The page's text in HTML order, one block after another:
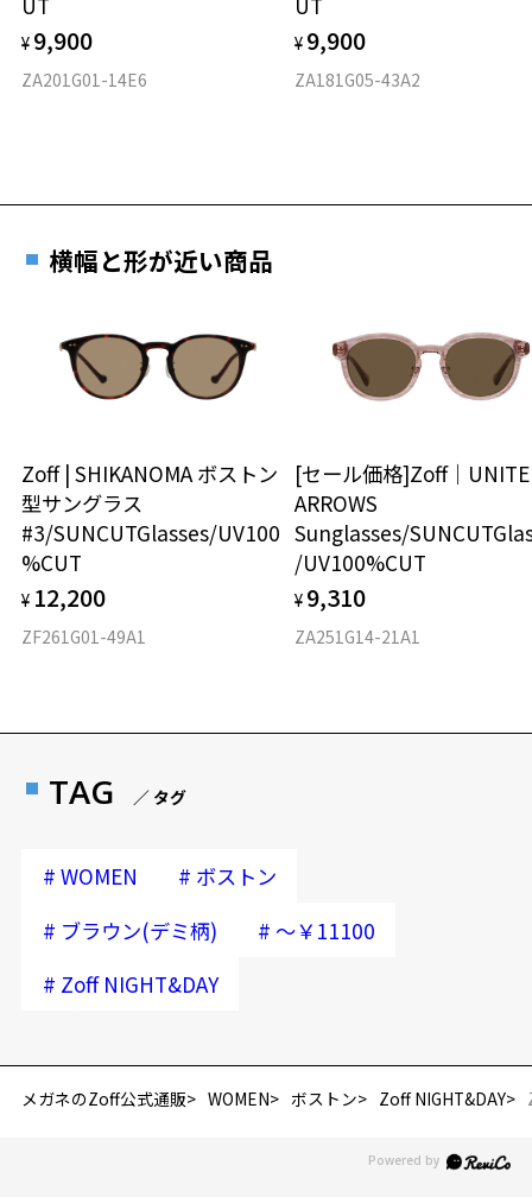
お気に入り
お気に入りリストは
フロント素材：French Plastic
¥ 9,900
ZA201G01-14E6
¥ 9,900
ZA181G05-43A2
横幅と形が近い商品
Zoff | SHIKANOMA ボストン
型サングラス
#3/SUNCUTGlasses/UV100
%CUT
¥ 12,200
ZF261G01-49A1
[セール価格]Zoff｜
ARROWS
Sunglasses/
/UV100%CUT
¥ 9,310
ZA251G14-21A1
TAG ／ タグ
# WOMEN # ボストン
# ブラウン(デミ柄) # ～￥11100
# Zoff NIGHT&DAY
メガネのZoff公式通販 WOMEN ボストン Zoff NIGHT&DAY